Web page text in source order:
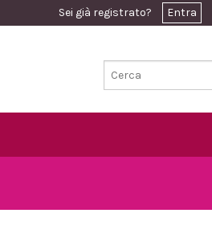
Sei già registrato? Entra